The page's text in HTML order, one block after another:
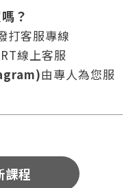
件中的指示重新登
入，
？
打客服專線
線上客服
由專人為您服
課程